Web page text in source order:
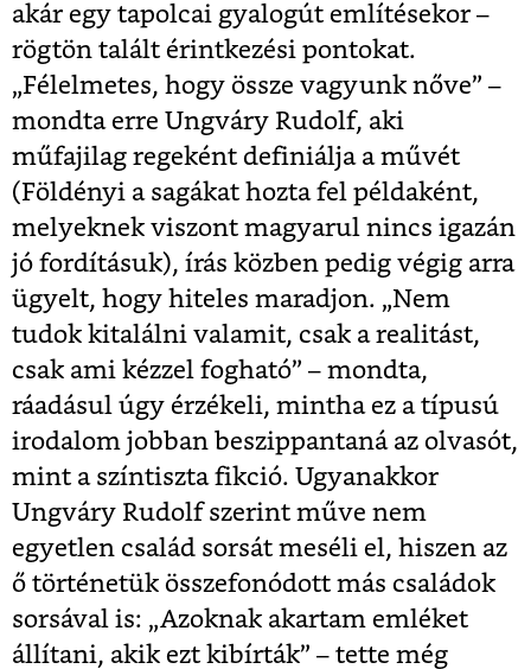
akár egy tapolcai gyalogút említésekor –
rögtön talált érintkezési pontokat.
„Félelmetes, hogy össze vagyunk nőve” –
mondta erre Ungváry Rudolf, aki
műfajilag regeként definiálja a művét
(Földényi a sagákat hozta fel példaként,
melyeknek viszont magyarul nincs igazán
jó fordításuk), írás közben pedig végig arra
ügyelt, hogy hiteles maradjon. „Nem
tudok kitalálni valamit, csak a realitást,
csak ami kézzel fogható” – mondta,
ráadásul úgy érzékeli, mintha ez a típusú
irodalom jobban beszippantaná az olvasót,
mint a színtiszta fikció. Ugyanakkor
Ungváry Rudolf szerint műve nem
egyetlen család sorsát meséli el, hiszen az
ő történetük összefonódott más családok
sorsával is: „Azoknak akartam emléket
állítani, akik ezt kibírták” – tette még